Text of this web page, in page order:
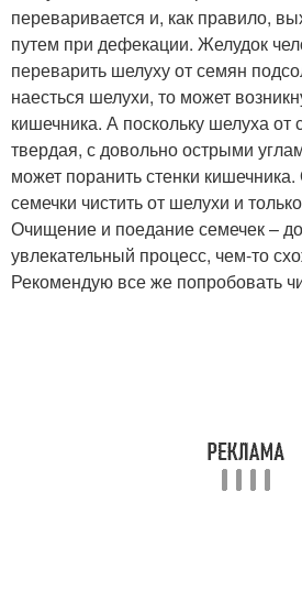
переваривается и, как правило,
путем при дефекации. Желудок
переварить шелуху от семян
наесться шелухи, то может
кишечника. А поскольку шелуха от
твердая, с довольно острыми
может поранить стенки
семечки чистить от шелухи и
Очищение и поедание семечек –
увлекательный процесс, чем-то
Рекомендую все же попробовать